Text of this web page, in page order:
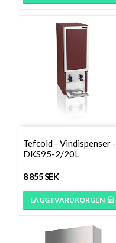
Tefcold - Vindispenser -
DKS95-2/20L
8 855 SEK
LÄGG I VARUKORGEN